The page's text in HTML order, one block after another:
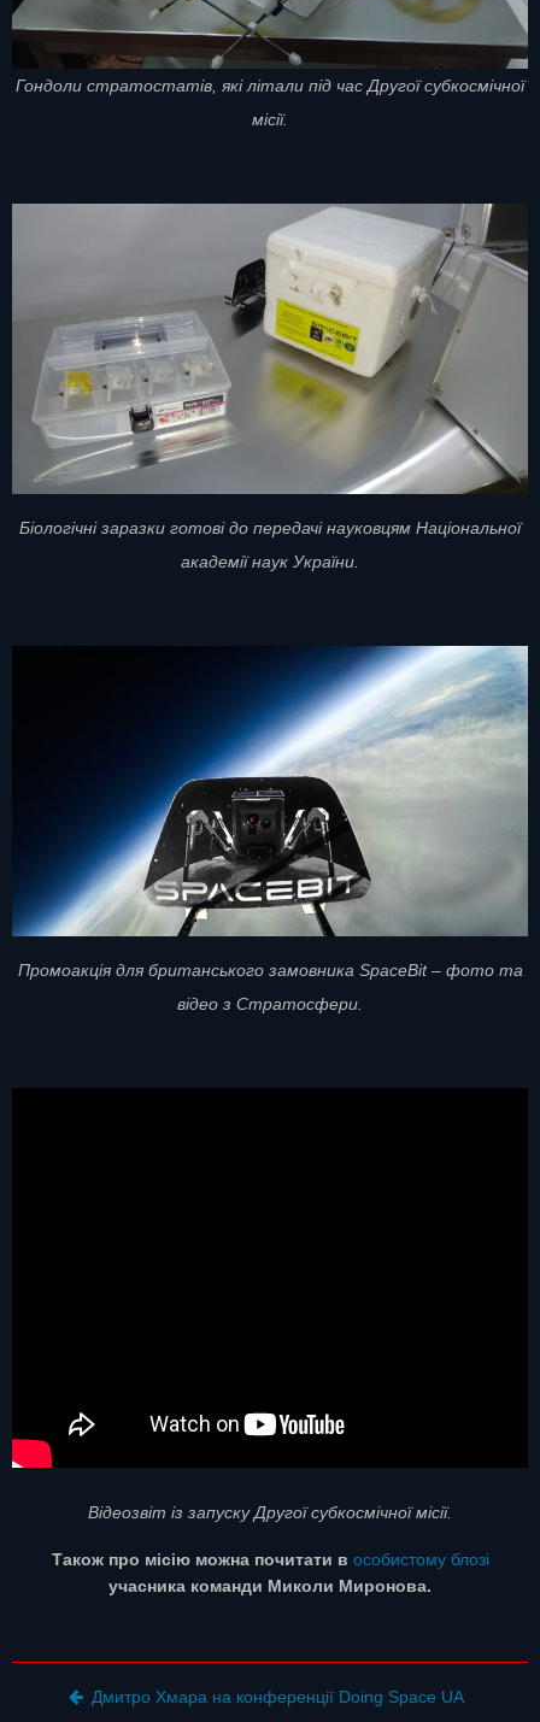
Гондоли стратостатів, які літали під час Другої субкосмічної
місії.
Біологічні заразки готові до передачі науковцям Національної
академії наук України.
Промоакція для британського замовника SpaceBit – фото та
відео з Стратосфери.
Відеозвіт із запуску Другої субкосмічної місії.
Також про місію можна почитати в особистому блозі
учасника команди Миколи Миронова.
Post navigation
Дмитро Хмара на конференції Doing Space UA